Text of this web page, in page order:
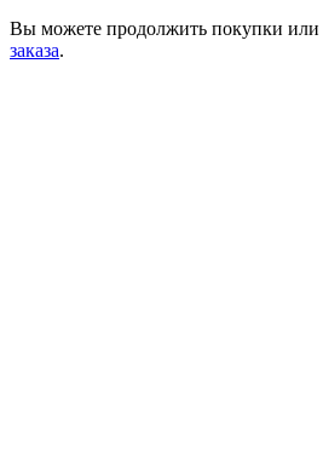
Вы можете продолжить покупки или
заказа.